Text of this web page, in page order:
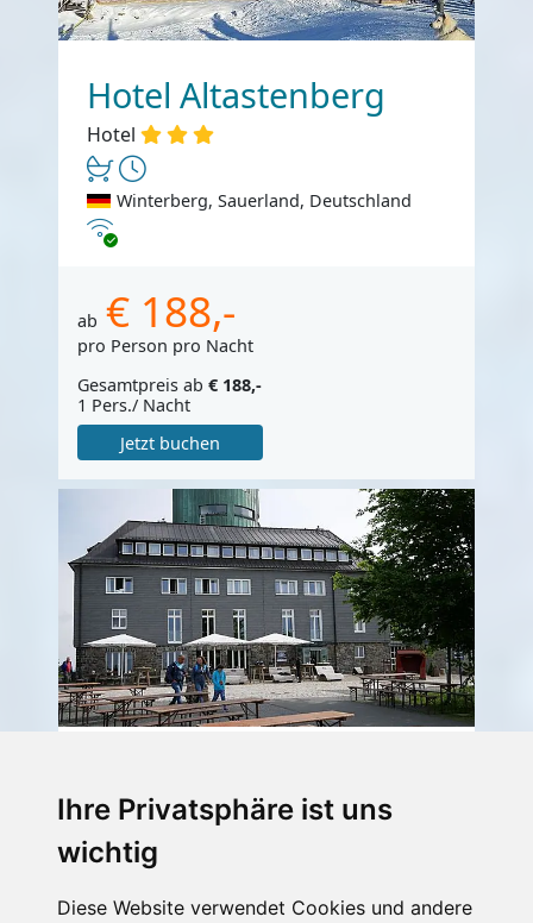
Ihre Privatsphäre ist uns
wichtig
Diese Website verwendet Cookies und andere
Hotel Altastenberg
Hotel
Winterberg, Sauerland, Deutschland
Internet
ab € 188,-
pro Person pro Nacht
Gesamtpreis ab € 188,-
1 Pers./ Nacht
Jetzt buchen
Asten ### ADULT
ONLY###
Hotel